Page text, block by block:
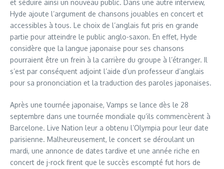
et séduire ainsi un nouveau public. Dans une autre interview,
Hyde ajoute l’argument de chansons jouables en concert et
accessibles à tous. Le choix de l’anglais fut pris en grande
partie pour atteindre le public anglo-saxon. En effet, Hyde
considère que la langue japonaise pour ses chansons
pourraient être un frein à la carrière du groupe à l’étranger. Il
s’est par conséquent adjoint l’aide d’un professeur d’anglais
pour sa prononciation et la traduction des paroles japonaises.
Après une tournée japonaise, Vamps se lance dès le 28
septembre dans une tournée mondiale qu’ils commencèrent à
Barcelone. Live Nation leur a obtenu l’Olympia pour leur date
parisienne. Malheureusement, le concert se déroulant un
mardi, une annonce de dates tardive et une année riche en
concert de j-rock firent que le succès escompté fut hors de